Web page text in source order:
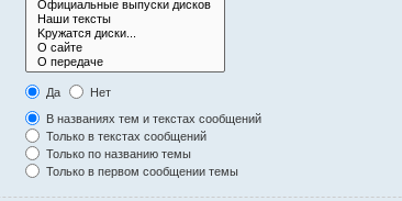
Да
Нет
В названиях тем и текстах сообщений
Только в текстах сообщений
Только по названию темы
Только в первом сообщении темы